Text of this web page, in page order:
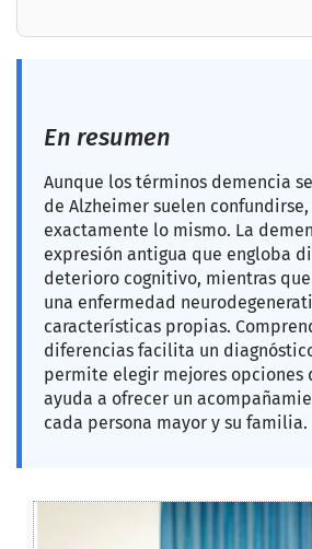
En resumen
Aunque los términos demencia
de Alzheimer suelen
exactamente lo mismo. La
expresión antigua que engloba
deterioro cognitivo, mientras
una enfermedad
características propias.
diferencias facilita un
permite elegir mejores opciones
ayuda a ofrecer un
cada persona mayor y su familia.